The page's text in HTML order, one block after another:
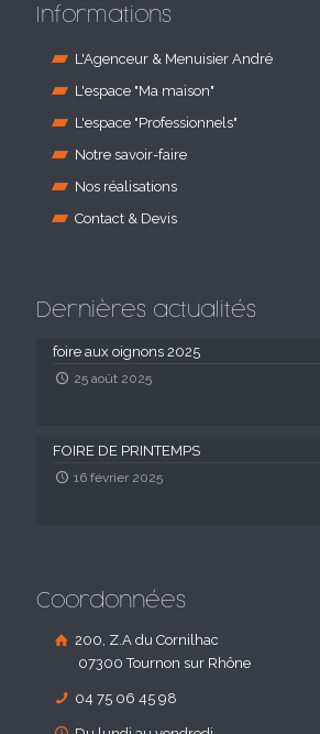
Informations
L'Agenceur & Menuisier André
L'espace "Ma maison"
L'espace "Professionnels"
Notre savoir-faire
Nos réalisations
Contact & Devis
Dernières actualités
foire aux oignons 2025
25 août 2025
FOIRE DE PRINTEMPS
16 février 2025
Coordonnées
200, Z.A du Cornilhac
07300 Tournon sur Rhône
04 75 06 45 98